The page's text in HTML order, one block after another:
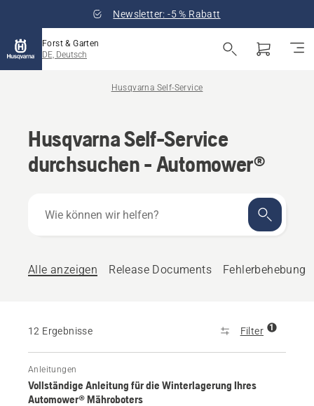
Newsletter: -5 % Rabatt
Forst & Garten
DE, Deutsch
Husqvarna Self-Service
Husqvarna Self-Service
durchsuchen - Automower®
können
Alle anzeigen
Release Documents Fehlerbehebung
12 Ergebnisse Filter 1
Anleitungen
Vollständige Anleitung für die Winterlagerung Ihres
Automower® Mähroboters